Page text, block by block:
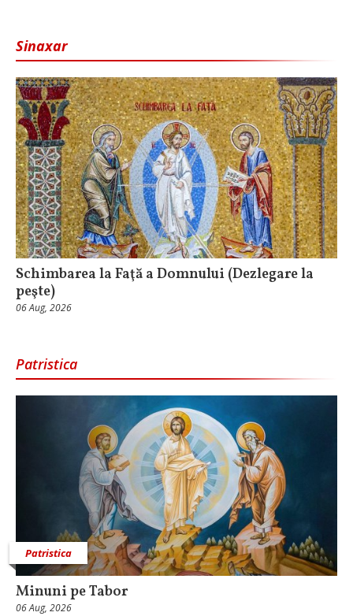
Sinaxar
Schimbarea la Faţă a Domnului (Dezlegare la
peşte)
06 Aug, 2026
Patristica
Patristica
Minuni pe Tabor
06 Aug, 2026